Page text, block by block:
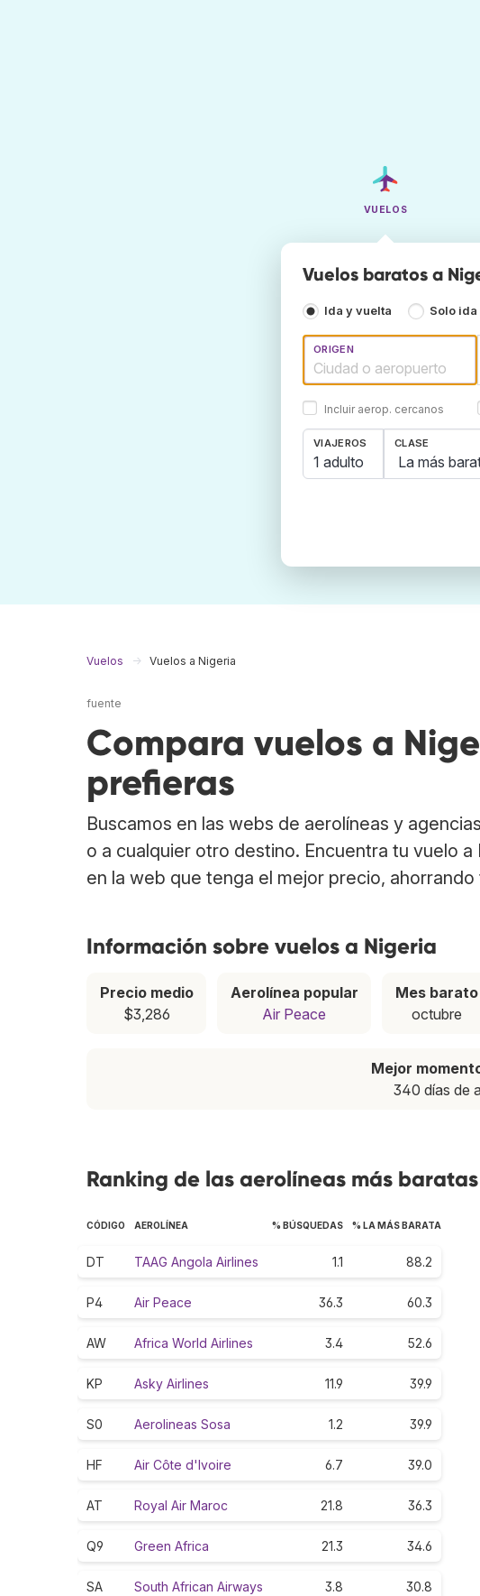
VUELOS
Vuelos baratos a
Ida y vuelta Solo ida
ORIGEN
Incluir aerop. cercanos
VIAJEROS
1 adulto
CLASE
Vuelos Vuelos a Nigeria
fuente
Compara vuelos a
prefieras
Buscamos en las webs de aerolíneas y
o a cualquier otro destino. Encuentra tu vuelo
en la web que tenga el mejor precio,
Información sobre vuelos a Nigeria
Precio medio
$3,286
Aerolínea popular
Air Peace
Mes barato
octubre
Mejor
340 días de
Ranking de las aerolíneas más
CÓDIGO AEROLÍNEA % BÚSQUEDAS % LA MÁS BARATA
DT TAAG Angola Airlines 1.1 88.2
P4 Air Peace 36.3 60.3
AW Africa World Airlines 3.4 52.6
KP Asky Airlines 11.9 39.9
S0 Aerolineas Sosa 1.2 39.9
HF Air Côte d'Ivoire 6.7 39.0
AT Royal Air Maroc 21.8 36.3
Q9 Green Africa 21.3 34.6
SA South African Airways 3.8 30.8